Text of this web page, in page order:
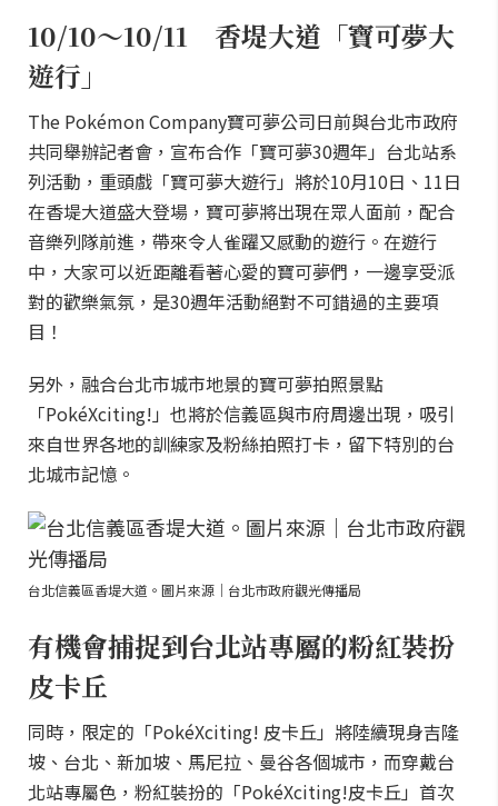
10/10～10/11 香堤大道「寶可夢大
遊行」
The Pokémon Company寶可夢公司日前與台北市政府
共同舉辦記者會，宣布合作「寶可夢30週年」台北站系
列活動，重頭戲「寶可夢大遊行」將於10月10日、11日
在香堤大道盛大登場，寶可夢將出現在眾人面前，配合
音樂列隊前進，帶來令人雀躍又感動的遊行。在遊行
中，大家可以近距離看著心愛的寶可夢們，一邊享受派
對的歡樂氣氛，是30週年活動絕對不可錯過的主要項
目！
另外，融合台北市城市地景的寶可夢拍照景點
「PokéXciting!」也將於信義區與市府周邊出現，吸引
來自世界各地的訓練家及粉絲拍照打卡，留下特別的台
北城市記憶。
台北信義區香堤大道。圖片來源｜台北市政府觀光傳播局
有機會捕捉到台北站專屬的粉紅裝扮
皮卡丘
同時，限定的「PokéXciting! 皮卡丘」將陸續現身吉隆
坡、台北、新加坡、馬尼拉、曼谷各個城市，而穿戴台
北站專屬色，粉紅裝扮的「PokéXciting!皮卡丘」首次